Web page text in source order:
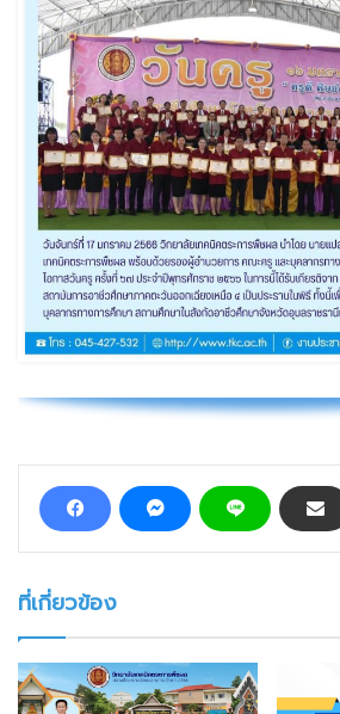
ที่เกี่ยวข้อง